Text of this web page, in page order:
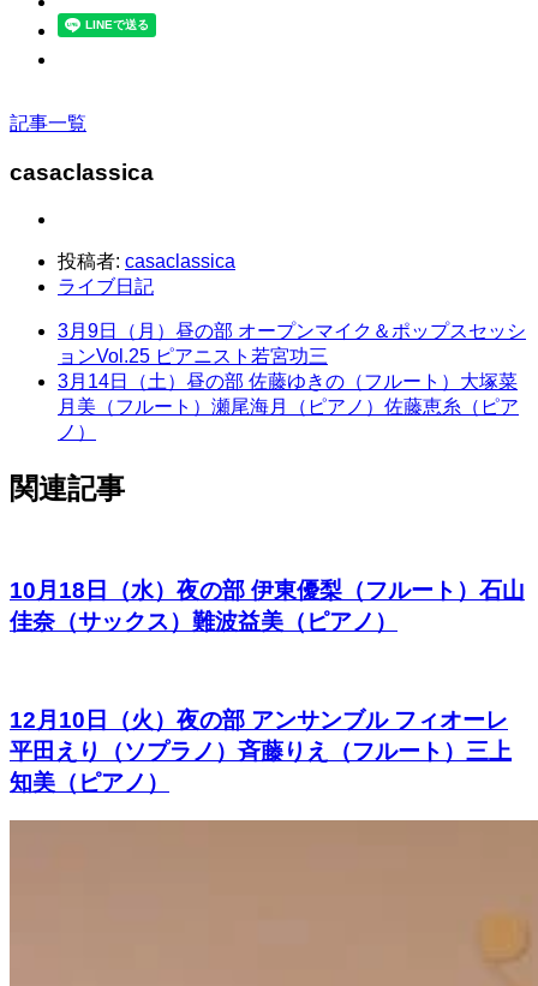
記事一覧
casaclassica
投稿者: casaclassica
ライブ日記
3月9日（月）昼の部 オープンマイク＆ポップスセッシ
ョンVol.25 ピアニスト若宮功三
3月14日（土）昼の部 佐藤ゆきの（フルート）大塚菜
月美（フルート）瀬尾海月（ピアノ）佐藤恵糸（ピア
ノ）
関連記事
10月18日（水）夜の部 伊東優梨（フルート）石山
佳奈（サックス）難波益美（ピアノ）
12月10日（火）夜の部 アンサンブル フィオーレ
平田えり（ソプラノ）斉藤りえ（フルート）三上
知美（ピアノ）